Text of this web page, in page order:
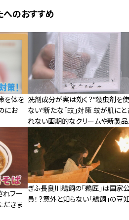
へのおすすめ
を体を
にお
洗剤成分が実は効く？“殺虫剤を
ない”新たな「蚊」対策 蚊が肌にと
れない画期的なクリームや新製品
スプレーも
れフー
だきま
ぎふ長良川鵜飼の「鵜匠」は国家
員！？意外と知らない「鵜飼」の豆